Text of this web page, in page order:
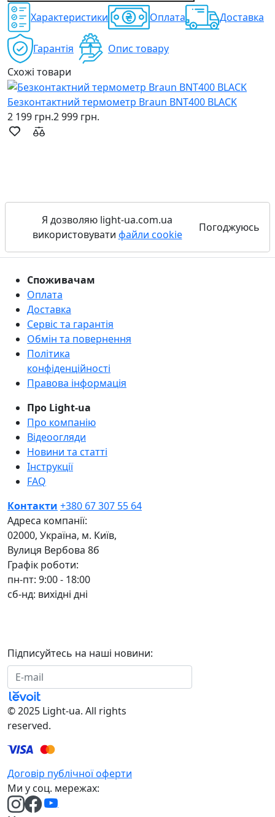
Характеристики
Оплата Доставка
Гарантія
Опис товару
Схожі товари
Безконтактний термометр Braun BNT400 BLACK
2 199 грн.2 999 грн.
Я дозволяю light-ua.com.ua
використовувати файли cookie
Погоджуюсь
Споживачам
Оплата
Доставка
Сервіс та гарантія
Обмін та повернення
Політика
конфіденційності
Правова інформація
Про Light-ua
Про компанію
Відеоогляди
Новини та статті
Інструкції
FAQ
Контакти +380 67 307 55 64
Адреса компанії:
02000, Україна, м. Київ,
Вулиця Вербова 8б
Графік роботи:
пн-пт: 9:00 - 18:00
сб-нд: вихідні дні
Підписуйтесь на наші новини:
© 2025 Light-ua. All rights
reserved.
Договір публічної оферти
Ми у соц. мережах: